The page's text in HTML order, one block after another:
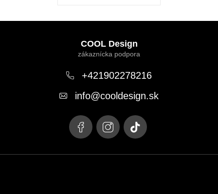
COOL Design
+421902278216
info@cooldesign.sk